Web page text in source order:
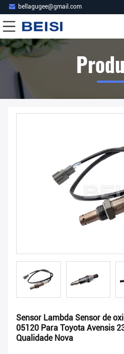
bellagugee@gmail.com
Sensor Lambda Sensor de
05120 Para Toyota Avensis
Qualidade Nova